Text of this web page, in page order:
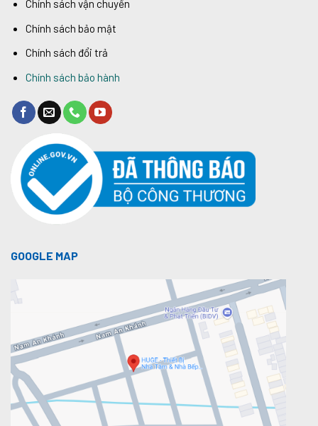
Chính sách vận chuyển
Chính sách bảo mật
Chính sách đổi trả
Chính sách bảo hành
GOOGLE MAP